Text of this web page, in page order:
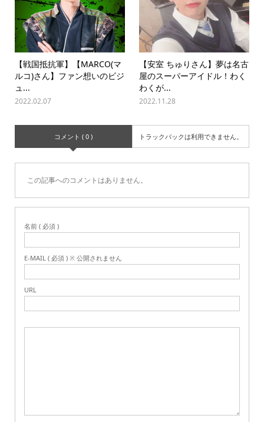
【戦国抵抗軍】【MARCO(マ
ルコ)さん】ファン想いのビジ
ュ...
2022.02.07
【安室 ちゅりさん】夢は名古
屋のスーパーアイドル！わく
わくが...
2022.11.28
コメント ( 0 ) トラックバックは利用できません。
この記事へのコメントはありません。
名前 ( 必須 )
E-MAIL ( 必須 ) ※ 公開されません
URL